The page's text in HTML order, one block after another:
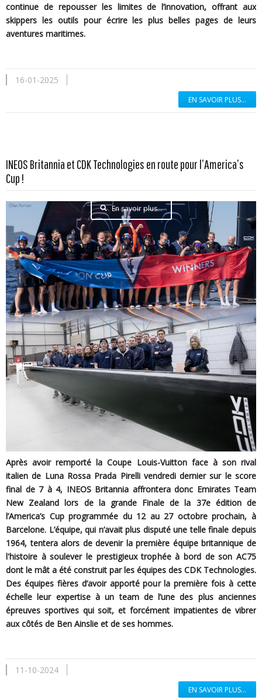
continue de repousser les limites de l’innovation, offrant aux
skippers les outils pour écrire les plus belles pages de leurs
aventures maritimes.
16-01-2025
EN SAVOIR PLUS...
INEOS Britannia et CDK Technologies en route pour l’America’s
Cup !
En savoir plus...
Après avoir remporté la Coupe Louis-Vuitton face à son rival
italien de Luna Rossa Prada Pirelli vendredi dernier sur le score
final de 7 à 4, INEOS Britannia affrontera donc Emirates Team
New Zealand lors de la grande Finale de la 37e édition de
l’America’s Cup programmée du 12 au 27 octobre prochain, à
Barcelone. L’équipe, qui n’avait plus disputé une telle finale depuis
1964, tentera alors de devenir la première équipe britannique de
l'histoire à soulever le prestigieux trophée à bord de son AC75
dont le mât a été construit par les équipes des CDK Technologies.
Des équipes fières d’avoir apporté pour la première fois à cette
échelle leur expertise à un team de l’une des plus anciennes
épreuves sportives qui soit, et forcément impatientes de vibrer
aux côtés de Ben Ainslie et de ses hommes.
11-10-2024
EN SAVOIR PLUS...